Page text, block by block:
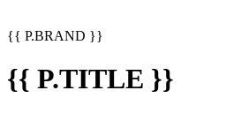
{{ P.BRAND }}
{{ P.TITLE }}